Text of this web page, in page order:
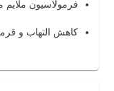
فرمولاسیون
کاهش التهاب و